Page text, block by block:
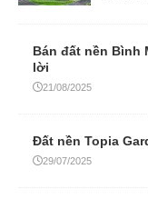
Bán đất nền Bình
lời
21/08/2025
Đất nền Topia
29/07/2025